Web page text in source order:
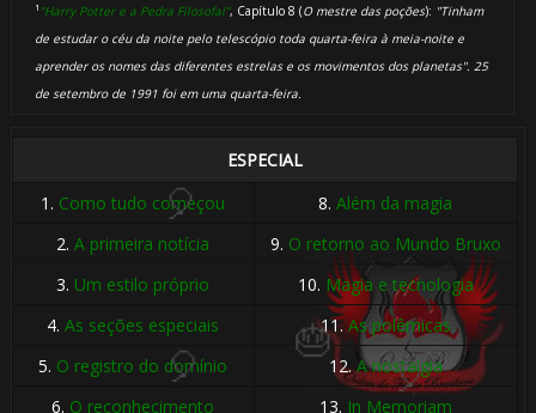
¹ "Harry Potter e a Pedra Filosofal", Capítulo 8 (O mestre das poções): "Tinham
de estudar o céu da noite pelo telescópio toda quarta-feira à meia-noite e
aprender os nomes das diferentes estrelas e os movimentos dos planetas". 25
de setembro de 1991 foi em uma quarta-feira.
ESPECIAL
1. Como tudo começou 8.Além da magia
2.A primeira notícia 9. O retorno ao Mundo Bruxo
3. Um estilo próprio 10. Magia e tecnologia
4.As seções especiais 11.As polêmicas
5. O registro do domínio 12.A nostalgia
6. O reconhecimento 13. In Memoriam
🎂